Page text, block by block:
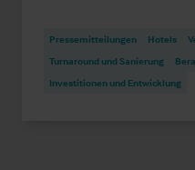
Pressemitteilungen Hotels
Turnaround und Sanierung
Investitionen und Entwicklung